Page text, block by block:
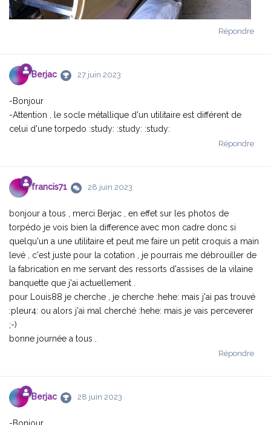
Répondre
Berjac 27 juin 2023
-Bonjour
-Attention , le socle métallique d'un utilitaire est différent de
celui d'une torpedo :study: :study: :study:
Répondre
francis71 28 juin 2023
bonjour a tous , merci Berjac , en effet sur les photos de
torpédo je vois bien la difference avec mon cadre donc si
quelqu'un a une utilitaire et peut me faire un petit croquis a main
levé , c'est juste pour la cotation , je pourrais me débrouiller de
la fabrication en me servant des ressorts d'assises de la vilaine
banquette que j'ai actuellement .
pour Louis88 je cherche , je cherche :hehe: mais j'ai pas trouvé
:pleur4: ou alors j'ai mal cherché :hehe: mais je vais perceverer
;-)
bonne journée a tous .
Répondre
Berjac 28 juin 2023
-Bonjour